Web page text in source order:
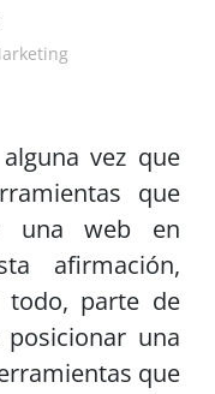
vez que
que
una web en
afirmación,
parte de
una
que